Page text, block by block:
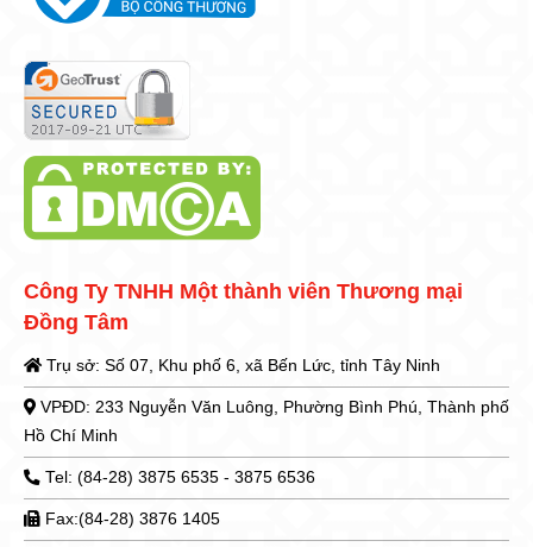
Công Ty TNHH Một thành viên Thương mại
Đồng Tâm
Trụ sở: Số 07, Khu phố 6, xã Bến Lức, tỉnh Tây Ninh
VPĐD: 233 Nguyễn Văn Luông, Phường Bình Phú, Thành phố
Hồ Chí Minh
Tel: (84-28) 3875 6535 - 3875 6536
Fax:(84-28) 3876 1405